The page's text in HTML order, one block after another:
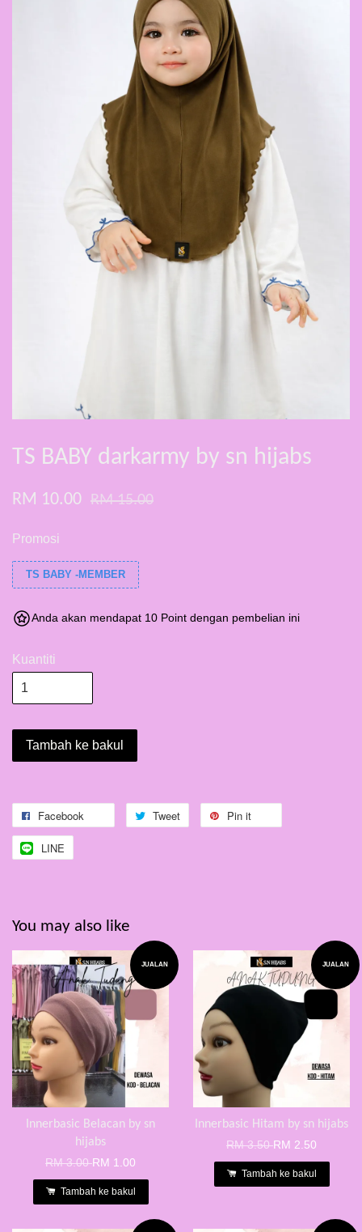
TS BABY darkarmy by sn hijabs
RM 10.00 RM 15.00
Promosi
TS BABY -MEMBER
Anda akan mendapat 10 Point dengan pembelian ini
Kuantiti
Tambah ke bakul
Facebook Tweet Pin it
LINE
You may also like
JUALAN
Innerbasic Belacan by sn
hijabs
RM 3.00RM 1.00
Tambah ke bakul
JUALAN
Innerbasic Hitam by sn hijabs
RM 3.50RM 2.50
Tambah ke bakul